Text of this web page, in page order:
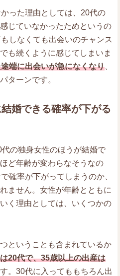
った理由としては、20代の
じていなかったためというの
しなくても出会いのチャンス
も続くように感じてしまいま
端に出会いが急になくなり
ターンです。
婚できる確率が下がる
の独身女性のほうが結婚で
ど年齢が変わらなそうなの
確率が下がってしまうのか、
ません。女性が年齢とともに
く理由としては、いくつかの
ということも含まれているか
20代で、35歳以上の出産は
。30代に入ってももちろん出